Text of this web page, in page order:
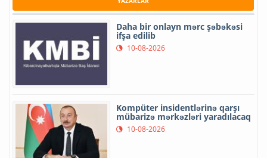
Daha bir onlayn mərc şəbəkəsi
ifşa edilib
10-08-2026
Kompüter insidentlərinə qarşı
mübarizə mərkəzləri yaradılacaq
10-08-2026